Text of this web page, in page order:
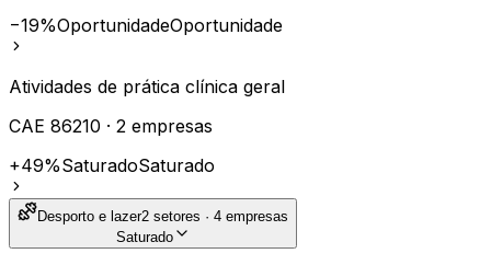
−19%OportunidadeOportunidade
Atividades de prática clínica geral
CAE 86210 · 2 empresas
+49%SaturadoSaturado
Desporto e lazer2 setores · 4 empresas
Saturado